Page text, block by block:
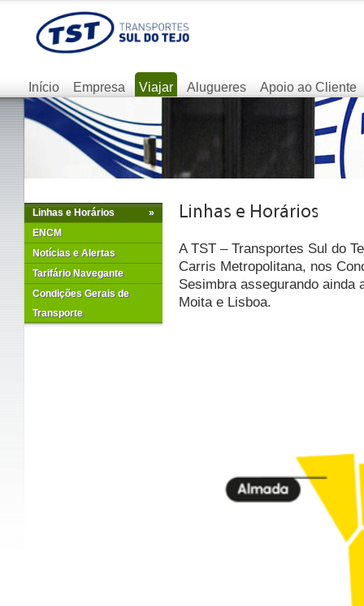
Início Empresa Viajar Alugueres Apoio ao Cliente
»
Linhas e Horários
ENCM
Notícias e Alertas
Tarifário Navegante
Condições Gerais de
Transporte
A TST – Transportes Sul do
Carris Metropolitana, nos
Sesimbra assegurando ainda
Moita e Lisboa.